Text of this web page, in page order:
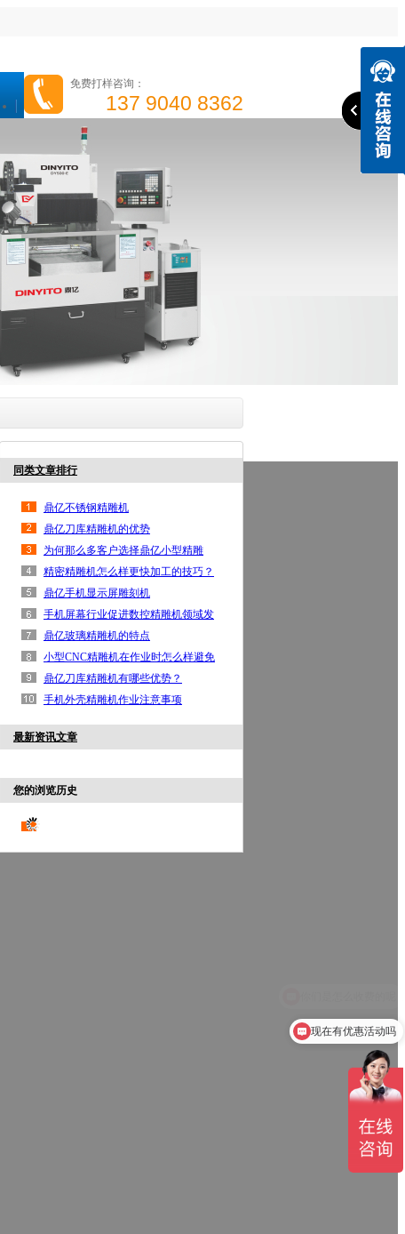
免费打样咨询：
137 9040 8362
高光机 精雕机 高速钻攻机 手机边框高光机 成功
同类文章排行
鼎亿不锈钢精雕机
鼎亿刀库精雕机的优势
为何那么多客户选择鼎亿小型精雕
机？
精密精雕机怎么样更快加工的技巧？
鼎亿手机显示屏雕刻机
手机屏幕行业促进数控精雕机领域发
展
鼎亿玻璃精雕机的特点
小型CNC精雕机在作业时怎么样避免
出现事故？
鼎亿刀库精雕机有哪些优势？
手机外壳精雕机作业注意事项
最新资讯文章
您的浏览历史
联系鼎亿
现在有优惠活动吗